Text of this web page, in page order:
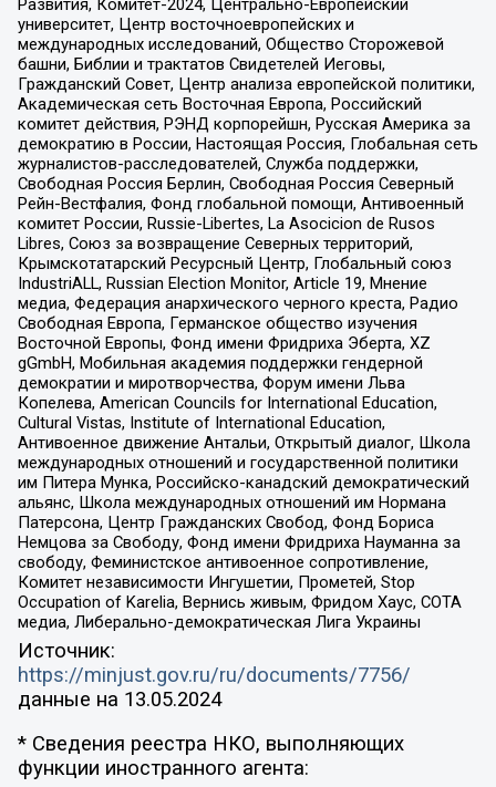
Развития, Комитет-2024, Центрально-Европейский
университет, Центр восточноевропейских и
международных исследований, Общество Сторожевой
башни, Библии и трактатов Свидетелей Иеговы,
Гражданский Совет, Центр анализа европейской политики,
Академическая сеть Восточная Европа, Российский
комитет действия, РЭНД корпорейшн, Русская Америка за
демократию в России, Настоящая Россия, Глобальная сеть
журналистов-расследователей, Служба поддержки,
Свободная Россия Берлин, Свободная Россия Северный
Рейн-Вестфалия, Фонд глобальной помощи, Антивоенный
комитет России, Russie-Libertes, La Asocicion de Rusos
Libres, Союз за возвращение Северных территорий,
Крымскотатарский Ресурсный Центр, Глобальный союз
IndustriALL, Russian Election Monitor, Article 19, Мнение
медиа, Федерация анархического черного креста, Радио
Свободная Европа, Германское общество изучения
Восточной Европы, Фонд имени Фридриха Эберта, XZ
gGmbH, Мобильная академия поддержки гендерной
демократии и миротворчества, Форум имени Льва
Копелева, American Councils for International Education,
Cultural Vistas, Institute of International Education,
Антивоенное движение Антальи, Открытый диалог, Школа
международных отношений и государственной политики
им Питера Мунка, Российско-канадский демократический
альянс, Школа международных отношений им Нормана
Патерсона, Центр Гражданских Свобод, Фонд Бориса
Немцова за Свободу, Фонд имени Фридриха Науманна за
свободу, Феминистское антивоенное сопротивление,
Комитет независимости Ингушетии, Прометей, Stop
Occupation of Karelia, Вернись живым, Фридом Хаус, СОТА
медиа, Либерально-демократическая Лига Украины
Источник:
https://minjust.gov.ru/ru/documents/7756/
данные на 13.05.2024
* Сведения реестра НКО, выполняющих
функции иностранного агента: